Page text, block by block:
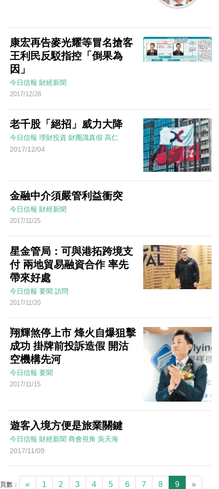
康宏再告麥光耀等冒名搶客
王利民反駁指控「倒果為
因」
今日信報 財經新聞
2017/12/28
老千股「絕招」威力大降
今日信報 理財投資 財圈識真假 高仁
2017/12/04
金融中介須嚴管利益衝突
今日信報 財經新聞
2017/11/25
星金管局：可與港拓跨境支
付 兩地貿易融資合作 率先
帶來好處
今日信報 要聞 訪問
2017/11/20
翔輝煞停上市 烽火自爆狙擊
成功 掛牌前投訴造假 開沽
空機構先河
今日信報 要聞
2017/11/15
遊客入境方便是旅業關鍵
今日信報 財經新聞 商會視角 吳天海
2017/11/09
頁數： « 1 2 3 4 5 6 7 8 9 »